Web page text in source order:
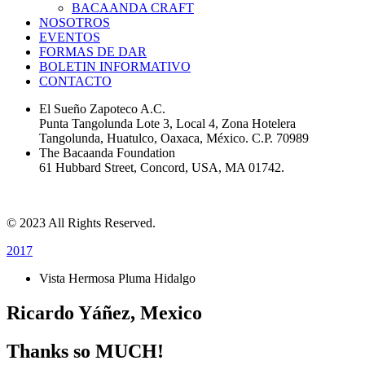
BACAANDA CRAFT
NOSOTROS
EVENTOS
FORMAS DE DAR
BOLETIN INFORMATIVO
CONTACTO
El Sueño Zapoteco A.C.
Punta Tangolunda Lote 3, Local 4, Zona Hotelera
Tangolunda, Huatulco, Oaxaca, México. C.P. 70989
The Bacaanda Foundation
61 Hubbard Street, Concord, USA, MA 01742.
© 2023 All Rights Reserved.
2017
Vista Hermosa Pluma Hidalgo
Ricardo Yáñez, Mexico
Thanks so MUCH!